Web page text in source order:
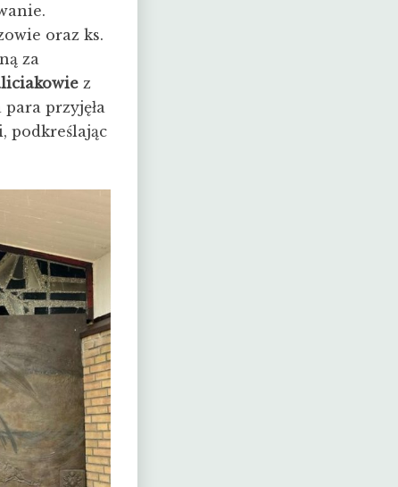
oraz ks.
za
z
przyjęła
podkreślając